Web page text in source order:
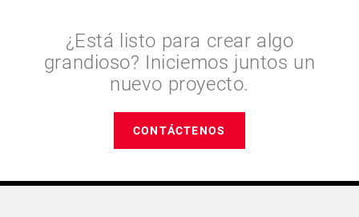
¿Está listo para crear algo
grandioso? Iniciemos juntos un
nuevo proyecto.
CONTÁCTENOS